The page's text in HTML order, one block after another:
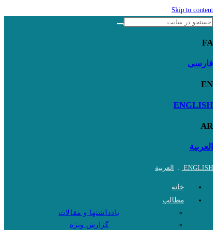
Skip to content
FA
فارسی
EN
ENGLISH
AR
العربية
ENGLISH
. العربية
خانه
مطالب
یادداشتها و مقالات
گزارش ویژه